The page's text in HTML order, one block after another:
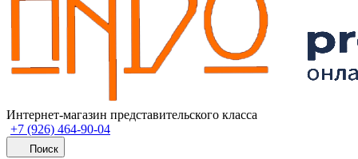
Интернет-магазин представительского класса
+7 (926) 464-90-04
Поиск